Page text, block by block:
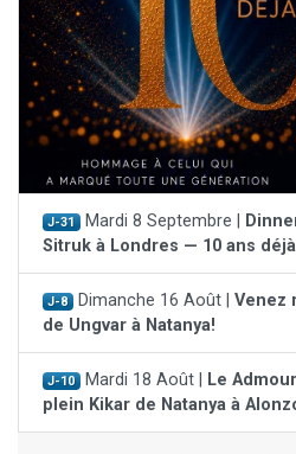
J-31 Mardi 8 Septembre |
Sitruk à Londres — 10 ans déjà
J-8 Dimanche 16 Août | Venez
de Ungvar à Natanya!
J-10 Mardi 18 Août |
Le
plein Kikar de Natanya à